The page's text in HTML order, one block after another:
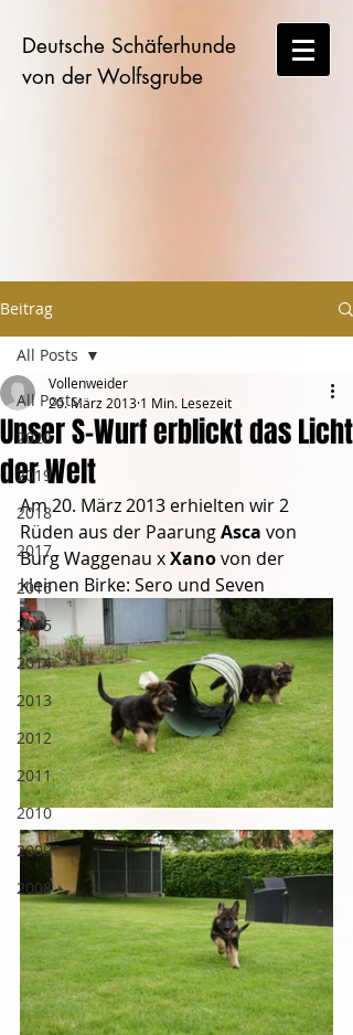
Deutsche Schäferhunde
von der Wolfsgrube
Beitrag
All Posts
2020
2019
2018
2017
2016
2015
2014
2013
2012
2011
2010
2009
2008
All Posts
Unser S-Wurf erblickt das Licht
der Welt
Vollenweider
20. März 2013 1 Min. Lesezeit
Am 20. März 2013 erhielten wir 2
Rüden aus der Paarung Asca von
Burg Waggenau x Xano von der
kleinen Birke: Sero und Seven